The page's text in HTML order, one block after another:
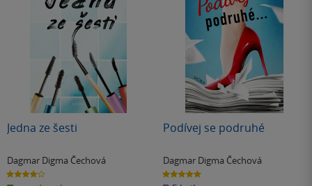
Jedna ze šesti
Dagmar Digma Čechová
4.0
z
Podívej se podruhé
Dagmar Digma Čechová
5.0
z